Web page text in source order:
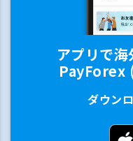
アプリで
PayForex
ダウン